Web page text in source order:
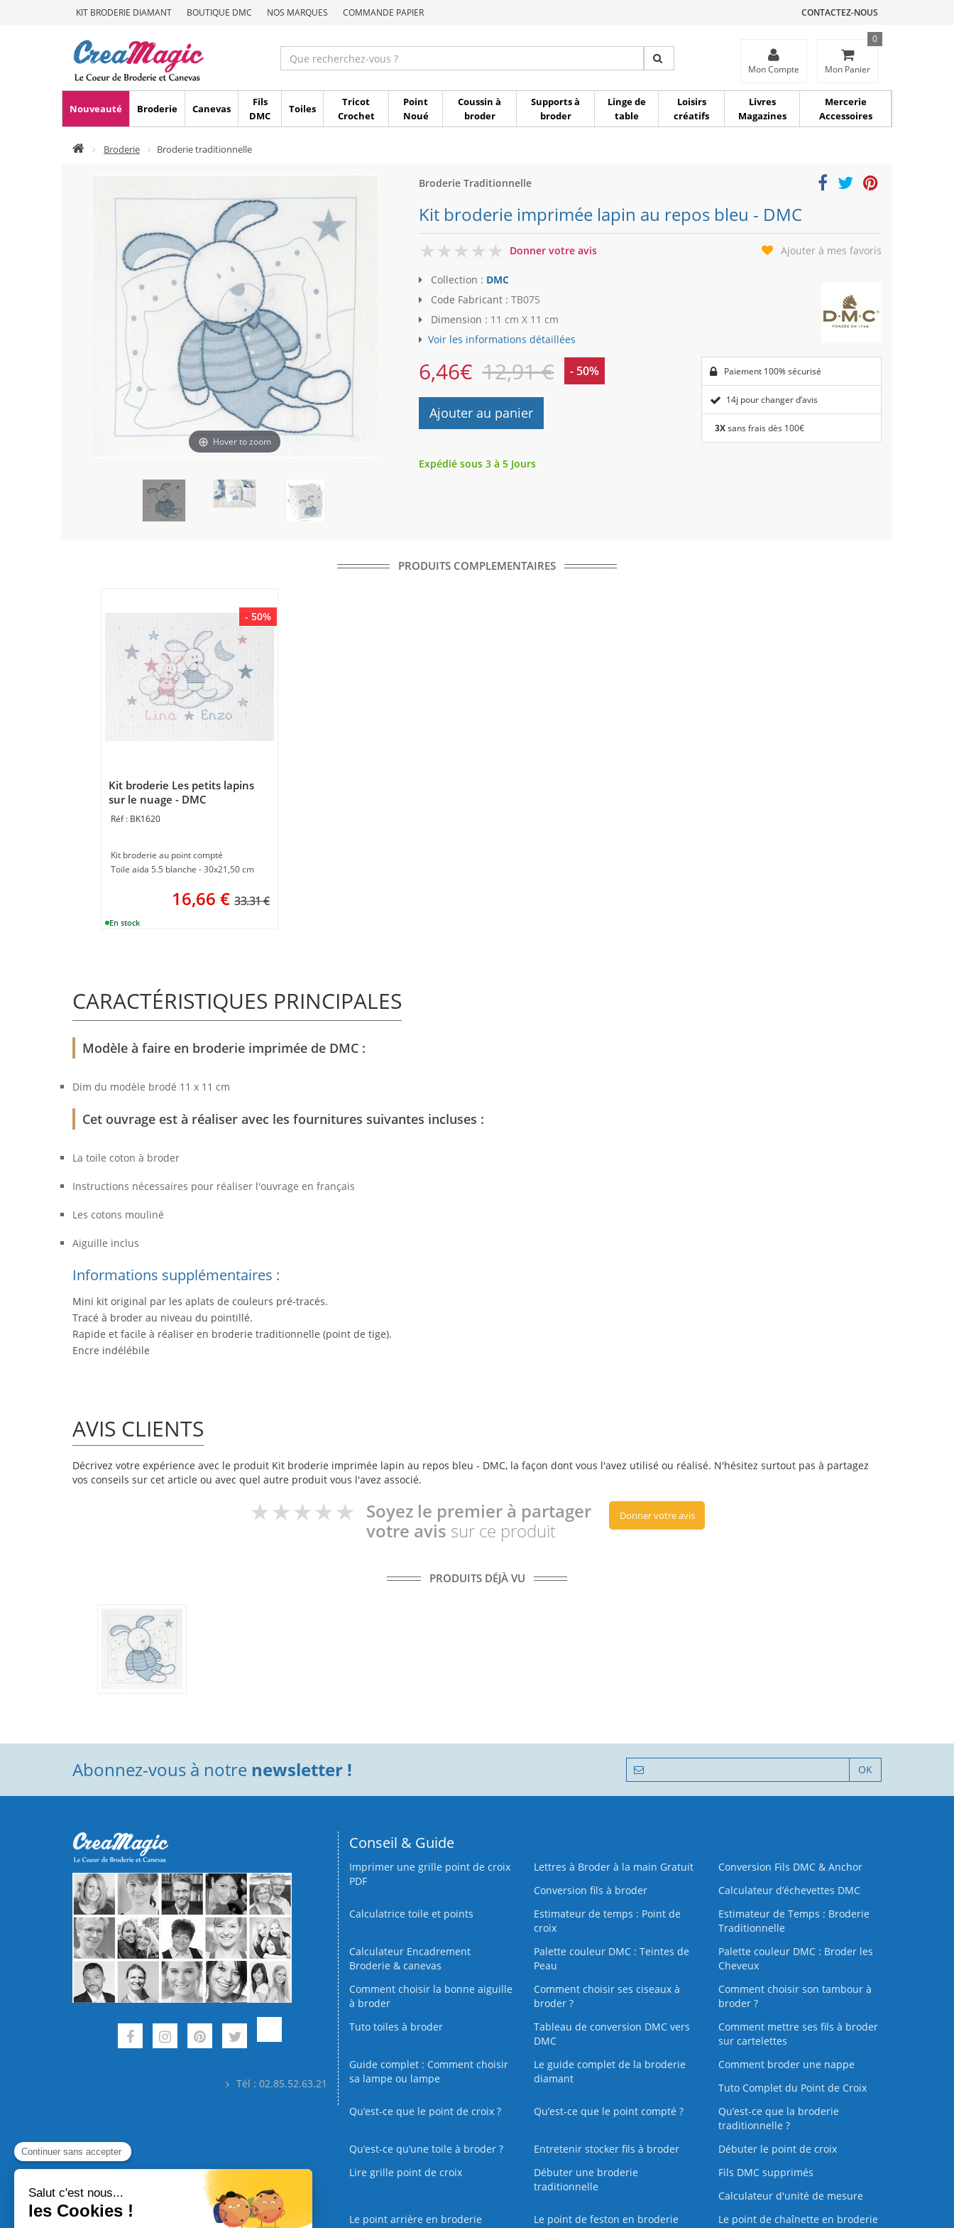
KIT BRODERIE DIAMANT BOUTIQUE DMC NOS MARQUES COMMANDE PAPIER CONTACTEZ-NOUS
Mon Compte Mon Panier
0
Nouveauté Broderie Canevas
Fils
DMC
Toiles
Tricot
Crochet
Point
Noué
Coussin à
broder
Supports à
broder
Linge de
table
Loisirs
créatifs
Livres
Magazines
Mercerie
Accessoires
Broderie Broderie traditionnelle
Hover to zoom
Broderie Traditionnelle
Kit broderie imprimée lapin au repos bleu - DMC
0
Donner votre avis Ajouter à mes favoris
Collection : DMC
Code Fabricant : TB075
Dimension : 11 cm X 11 cm
Voir les informations détaillées
6,46€ 12,91 € - 50%
Ajouter au panier
Paiement 100% sécurisé
14j pour changer d’avis
3Xsans frais dès 100€
Expédié sous 3 à 5 Jours
PRODUITS COMPLEMENTAIRES
- 50%
Kit broderie Les petits lapins
sur le nuage - DMC
BK1620
Kit broderie au point compté
Toile aida 5.5 blanche - 30x21,50 cm
16,66 € 33.31 €
CARACTÉRISTIQUES PRINCIPALES
Modèle à faire en broderie imprimée de DMC :
Dim du modèle brodé 11 x 11 cm
Cet ouvrage est à réaliser avec les fournitures suivantes incluses :
La toile coton à broder
Instructions nécessaires pour réaliser l'ouvrage en français
Les cotons mouliné
Aiguille inclus
Informations supplémentaires :
Mini kit original par les aplats de couleurs pré-tracés.
Tracé à broder au niveau du pointillé.
Rapide et facile à réaliser en broderie traditionnelle (point de tige).
Encre indélébile
AVIS CLIENTS
Décrivez votre expérience avec le produit Kit broderie imprimée lapin au repos bleu - DMC, la façon dont vous l'avez utilisé ou réalisé. N'hésitez surtout pas à partagez
vos conseils sur cet article ou avec quel autre produit vous l'avez associé.
Soyez le premier à partager
votre avis sur ce produit
Donner votre avis
PRODUITS DÉJÀ VU
Abonnez-vous à notre newsletter ! OK
Tél : 02.85.52.63.21
Conseil & Guide
Imprimer une grille point de croix
PDF
Lettres à Broder à la main Gratuit
Conversion Fils DMC & Anchor
Conversion fils à broder
Calculateur d’échevettes DMC
Calculatrice toile et points
Estimateur de temps : Point de
croix
Estimateur de Temps : Broderie
Traditionnelle
Calculateur Encadrement
Broderie & canevas
Palette couleur DMC : Teintes de
Peau
Palette couleur DMC : Broder les
Cheveux
Comment choisir la bonne aiguille
à broder
Comment choisir ses ciseaux à
broder ?
Comment choisir son tambour à
broder ?
Tuto toiles à broder
Tableau de conversion DMC vers
DMC
Comment mettre ses fils à broder
sur cartelettes
Guide complet : Comment choisir
sa lampe ou lampe
Le guide complet de la broderie
diamant
Comment broder une nappe
Tuto Complet du Point de Croix
Qu’est-ce que le point de croix ?
Qu’est-ce que le point compté ?
Qu’est-ce que la broderie
traditionnelle ?
Qu’est‑ce qu’une toile à broder ?
Entretenir stocker fils à broder
Débuter le point de croix
Lire grille point de croix
Débuter une broderie
traditionnelle
Fils DMC supprimés
Calculateur d'unité de mesure
Le point arrière en broderie
Le point de feston en broderie Le point de chaînette en broderie